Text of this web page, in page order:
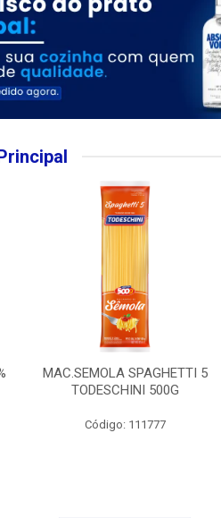
MAC.SEMOLA SPAGHETTI 5
TODESCHINI 500G
Código: 111777